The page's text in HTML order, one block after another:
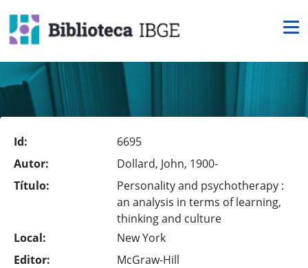
Id:
6695
Autor:
Dollard, John, 1900-
Título:
Personality and psychotherapy :
an analysis in terms of learning,
thinking and culture
Local:
New York
Editor:
McGraw-Hill